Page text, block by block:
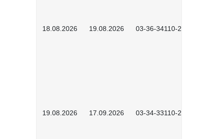
18.08.2026 19.08.2026 03-36-34110-2601
19.08.2026 17.09.2026 03-34-33110-2605